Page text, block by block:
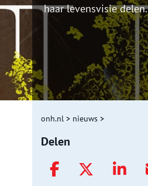
haar levensvisie delen.
onh.nl > nieuws >
Delen